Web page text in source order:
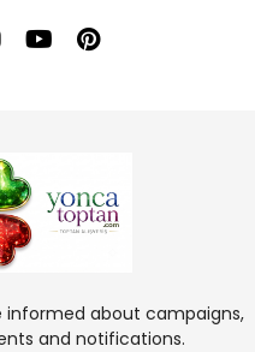
informed about campaigns,
and notifications.